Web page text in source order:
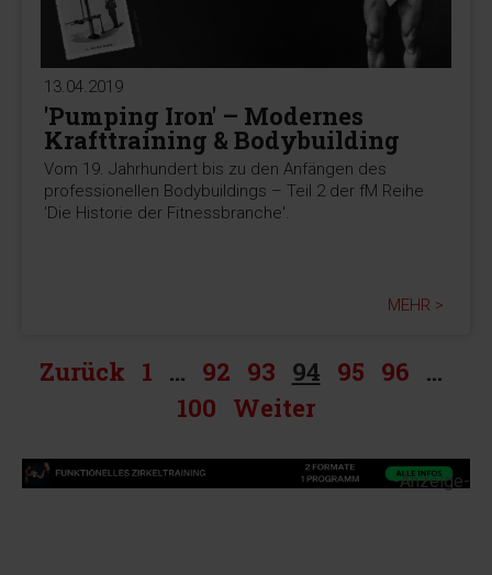
13.04.2019
'Pumping Iron' – Modernes
Krafttraining & Bodybuilding
Vom 19. Jahrhundert bis zu den Anfängen des
professionellen Bodybuildings – Teil 2 der fM Reihe
'Die Historie der Fitnessbranche'.
MEHR >
Zurück 1 … 92 93 94 95 96 …
100 Weiter
-Anzeige-